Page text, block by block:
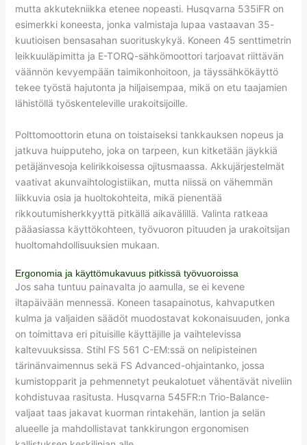
mutta akkutekniikka etenee nopeasti. Husqvarna 535iFR on
esimerkki koneesta, jonka valmistaja lupaa vastaavan 35-
kuutioisen bensasahan suorituskykyä. Koneen 45 senttimetrin
leikkuuläpimitta ja E-TORQ-sähkömoottori tarjoavat riittävän
väännön kevyempään taimikonhoitoon, ja täyssähkökäyttö
tekee työstä hajutonta ja hiljaisempaa, mikä on etu taajamien
lähistöllä työskenteleville urakoitsijoille.
Polttomoottorin etuna on toistaiseksi tankkauksen nopeus ja
jatkuva huipputeho, joka on tarpeen, kun kitketään jäykkiä
petäjänvesoja kelirikkoisessa ojitusmaassa. Akkujärjestelmät
vaativat akunvaihtologistiikan, mutta niissä on vähemmän
liikkuvia osia ja huoltokohteita, mikä pienentää
rikkoutumisherkkyyttä pitkällä aikavälillä. Valinta ratkeaa
pääasiassa käyttökohteen, työvuoron pituuden ja urakoitsijan
huoltomahdollisuuksien mukaan.
Ergonomia ja käyttömukavuus pitkissä työvuoroissa
Jos saha tuntuu painavalta jo aamulla, se ei kevene
iltapäivään mennessä. Koneen tasapainotus, kahvaputken
kulma ja valjaiden säädöt muodostavat kokonaisuuden, jonka
on toimittava eri pituisille käyttäjille ja vaihtelevissa
kaltevuuksissa. Stihl FS 561 C-EM:ssä on nelipisteinen
tärinänvaimennus sekä FS Advanced-ohjaintanko, jossa
kumistopparit ja pehmennetyt peukalotuet vähentävät niveliin
kohdistuvaa rasitusta. Husqvarna 545FR:n Trio-Balance-
valjaat taas jakavat kuorman rintakehän, lantion ja selän
alueelle ja mahdollistavat tankkirungon ergonomisen